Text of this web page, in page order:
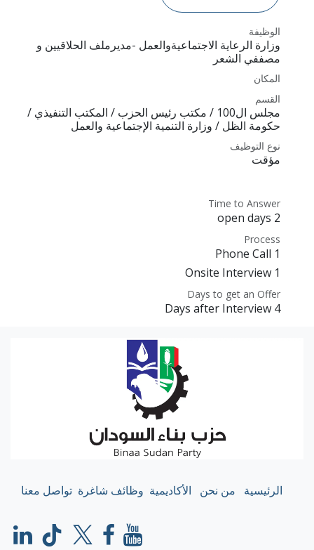
الوظيفة
وزارة الرعاية الاجتماعيةوالعمل -مديرملف الحلاقيين و
مصففي الشعر
المكان
القسم
مجلس ال100 / مكتب رئيس الحزب / المكتب التنفيذي /
حكومة الظل / وزارة التنمية الإجتماعية والعمل
نوع التوظيف
مؤقت
Time to Answer
2 open days
Process
1 Phone Call
1 Onsite Interview
Days to get an Offer
4 Days after Interview
الرئيسية من نحن الأكاديمية وظائف شاغرة تواصل معنا